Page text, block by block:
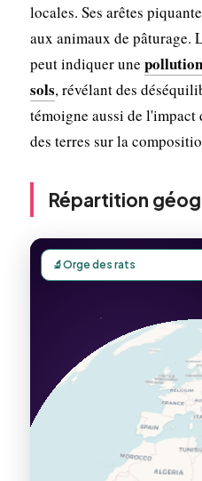
locales. Ses arêtes
aux animaux de pâturage.
peut indiquer une
sols, révélant des
témoigne aussi de l'impact
des terres sur la
Répartition